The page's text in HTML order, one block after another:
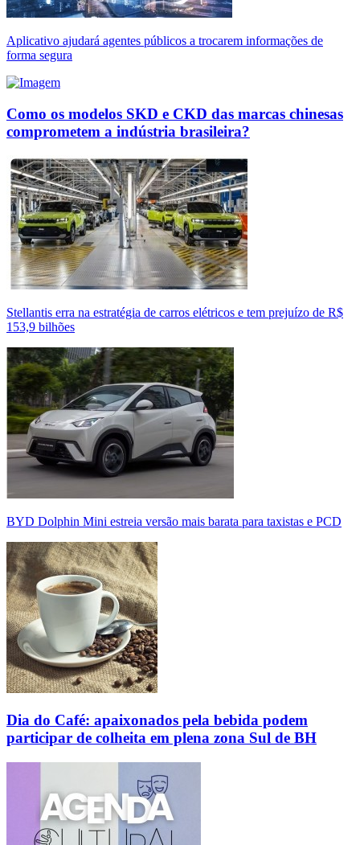
Aplicativo ajudará agentes públicos a trocarem informações de
forma segura
Como os modelos SKD e CKD das marcas chinesas
comprometem a indústria brasileira?
Stellantis erra na estratégia de carros elétricos e tem prejuízo de R$
153,9 bilhões
BYD Dolphin Mini estreia versão mais barata para taxistas e PCD
Dia do Café: apaixonados pela bebida podem
participar de colheita em plena zona Sul de BH